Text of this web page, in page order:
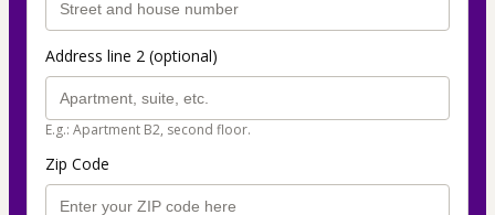
Address line 2 (optional)
E.g.: Apartment B2, second floor.
Zip Code